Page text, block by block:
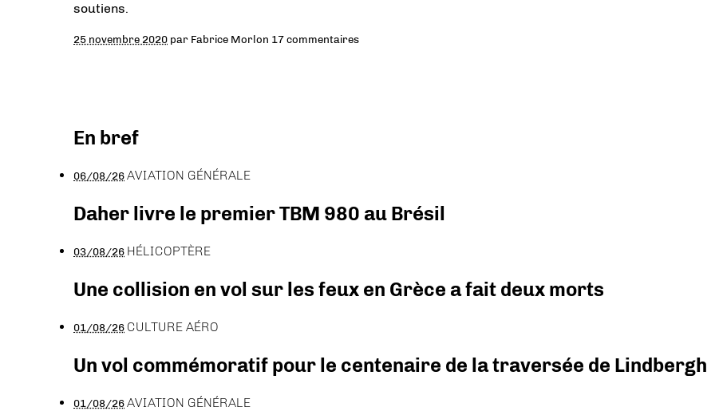
soutiens.
25 novembre 2020 par Fabrice Morlon 17 commentaires
En bref
06/08/26AVIATION GÉNÉRALE
Daher livre le premier TBM 980 au Brésil
03/08/26 HÉLICOPTÈRE
Une collision en vol sur les feux en Grèce a fait deux morts
01/08/26 CULTURE AÉRO
Un vol commémoratif pour le centenaire de la traversée de Lindbergh
01/08/26AVIATION GÉNÉRALE